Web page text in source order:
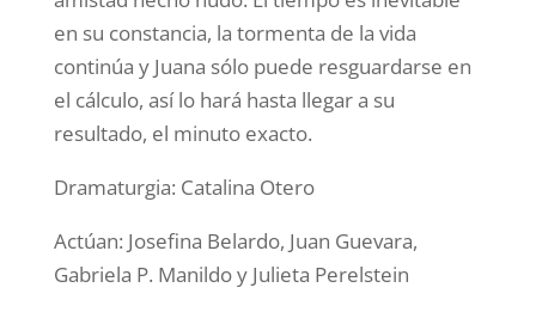
en su constancia, la tormenta de la vida
continúa y Juana sólo puede resguardarse en
el cálculo, así lo hará hasta llegar a su
resultado, el minuto exacto.
Dramaturgia: Catalina Otero
Actúan: Josefina Belardo, Juan Guevara,
Gabriela P. Manildo y Julieta Perelstein